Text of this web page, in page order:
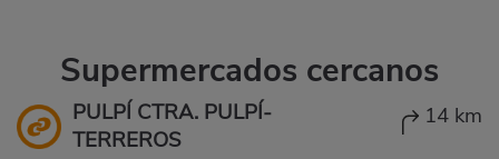
Supermercados cercanos
PULPÍ CTRA. PULPÍ-
TERREROS
14 km